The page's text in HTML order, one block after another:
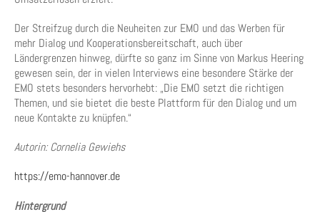
Der Streifzug durch die Neuheiten zur EMO und das Werben für
mehr Dialog und Kooperationsbereitschaft, auch über
Ländergrenzen hinweg, dürfte so ganz im Sinne von Markus Heering
gewesen sein, der in vielen Interviews eine besondere Stärke der
EMO stets besonders hervorhebt: „Die EMO setzt die richtigen
Themen, und sie bietet die beste Plattform für den Dialog und um
neue Kontakte zu knüpfen.“
Autorin: Cornelia Gewiehs
https://emo-hannover.de
Hintergrund